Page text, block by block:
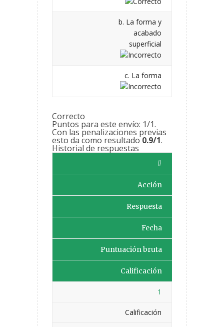
b. La forma y
acabado
superficial
c. La forma
Correcto
Puntos para este envío: 1/1.
Con las penalizaciones previas
esto da como resultado0.9/1.
Historial de respuestas
#
Acción
Respuesta
Fecha
Puntuación bruta
Calificación
1
Calificación